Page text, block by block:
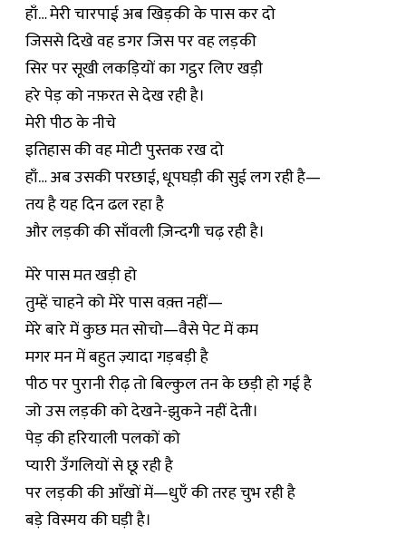
हाँ… मेरी चारपाई अब खिड़की के पास कर दो
जिससे दिखे वह डगर जिस पर वह लड़की
सिर पर सूखी लकड़ियों का गट्ठर लिए खड़ी
हरे पेड़ को नफ़रत से देख रही है।
मेरी पीठ के नीचे
इतिहास की वह मोटी पुस्तक रख दो
हाँ… अब उसकी परछाई, धूपघड़ी की सुई लग रही है—
तय है यह दिन ढल रहा है
और लड़की की साँवली ज़िन्दगी चढ़ रही है।
मेरे पास मत खड़ी हो
तुम्हें चाहने को मेरे पास वक़्त नहीं—
मेरे बारे में कुछ मत सोचो—वैसे पेट में कम
मगर मन में बहुत ज़्यादा गड़बड़ी है
पीठ पर पुरानी रीढ़ तो बिल्कुल तन के छड़ी हो गई है
जो उस लड़की को देखने-झुकने नहीं देती।
पेड़ की हरियाली पलकों को
प्यारी उँगलियों से छू रही है
पर लड़की की आँखों में—धुएँ की तरह चुभ रही है
बड़े विस्मय की घड़ी है।